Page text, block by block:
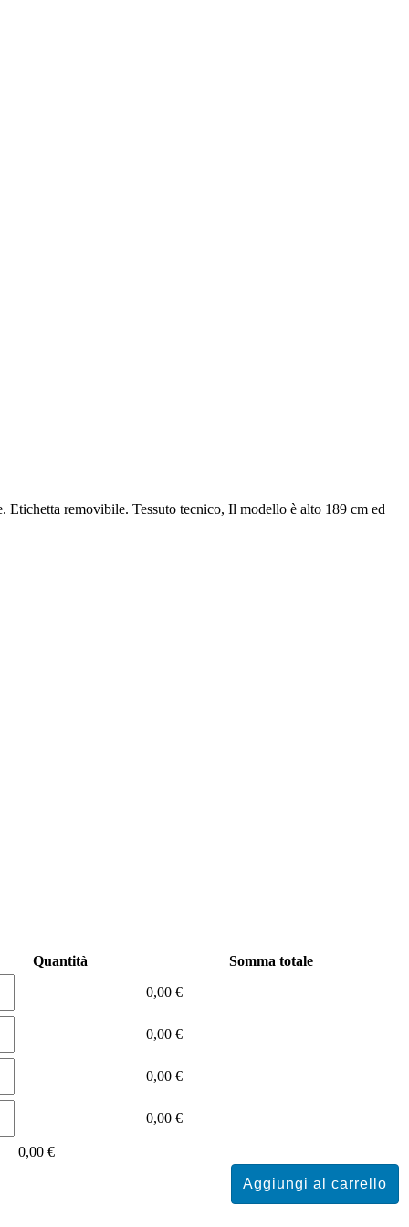
Etichetta removibile. Tessuto tecnico, Il modello è alto 189 cm ed
Quantità Somma totale
0,00 €
0,00 €
0,00 €
0,00 €
0,00 €